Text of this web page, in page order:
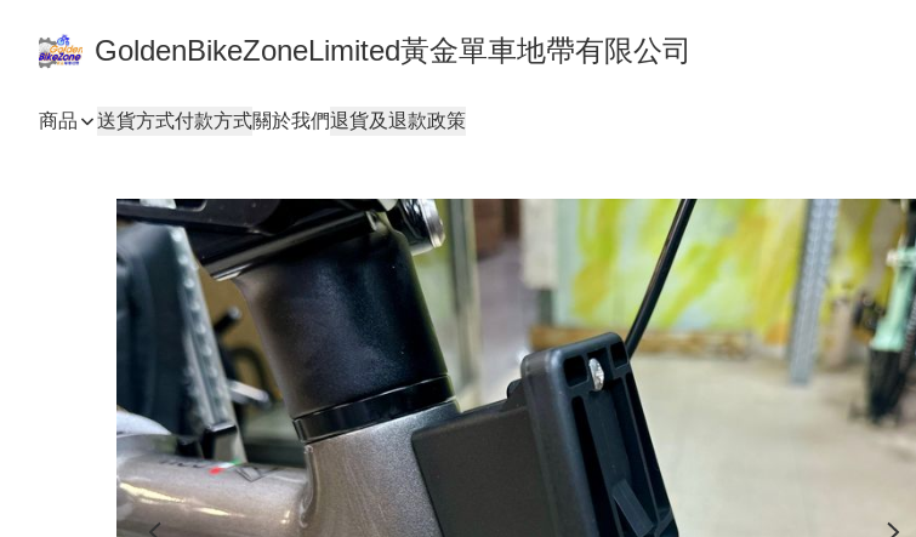
GoldenBikeZoneLimited黃金單車地帶有限公司
商品 送貨方式付款方式關於我們退貨及退款政策